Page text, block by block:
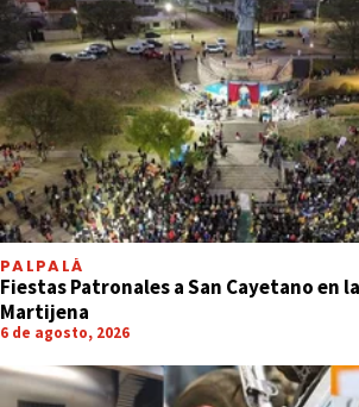
PALPALÁ
Fiestas Patronales a San Cayetano en
Martijena
6 de agosto, 2026